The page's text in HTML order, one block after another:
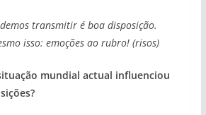
transmitir é boa disposição.
isso: emoções ao rubro! (risos)
mundial actual influenciou